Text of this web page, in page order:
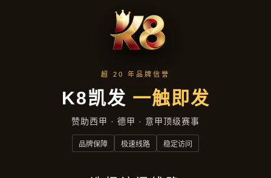
新闻中心
首页 新闻中心